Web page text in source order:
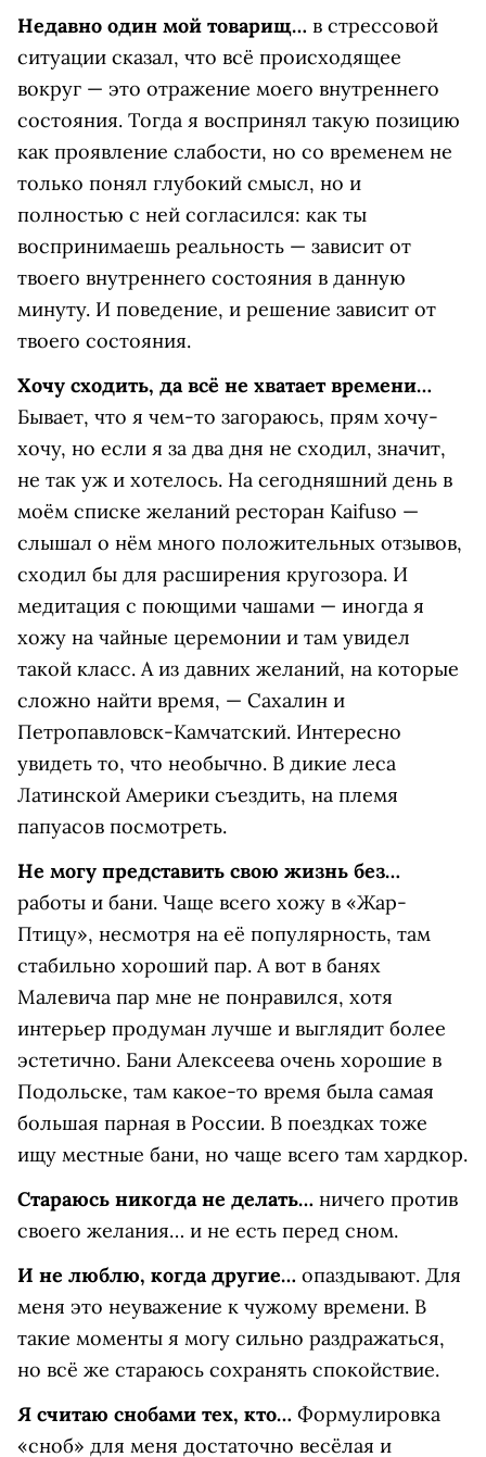
Недавно один мой товарищ… в стрессовой
ситуации сказал, что всё происходящее
вокруг — это отражение моего внутреннего
состояния. Тогда я воспринял такую позицию
как проявление слабости, но со временем не
только понял глубокий смысл, но и
полностью с ней согласился: как ты
воспринимаешь реальность — зависит от
твоего внутреннего состояния в данную
минуту. И поведение, и решение зависит от
твоего состояния.
Хочу сходить, да всё не хватает времени…
Бывает, что я чем-то загораюсь, прям хочу-
хочу, но если я за два дня не сходил, значит,
не так уж и хотелось. На сегодняшний день в
моём списке желаний ресторан Kaifuso —
слышал о нём много положительных отзывов,
сходил бы для расширения кругозора. И
медитация с поющими чашами — иногда я
хожу на чайные церемонии и там увидел
такой класс. А из давних желаний, на которые
сложно найти время, — Сахалин и
Петропавловск-Камчатский. Интересно
увидеть то, что необычно. В дикие леса
Латинской Америки съездить, на племя
папуасов посмотреть.
Не могу представить свою жизнь без…
работы и бани. Чаще всего хожу в «Жар-
Птицу», несмотря на её популярность, там
стабильно хороший пар. А вот в банях
Малевича пар мне не понравился, хотя
интерьер продуман лучше и выглядит более
эстетично. Бани Алексеева очень хорошие в
Подольске, там какое-то время была самая
большая парная в России. В поездках тоже
ищу местные бани, но чаще всего там хардкор.
Стараюсь никогда не делать… ничего против
своего желания… и не есть перед сном.
И не люблю, когда другие… опаздывают. Для
меня это неуважение к чужому времени. В
такие моменты я могу сильно раздражаться,
но всё же стараюсь сохранять спокойствие.
Я считаю снобами тех, кто… Формулировка
«сноб» для меня достаточно весёлая и